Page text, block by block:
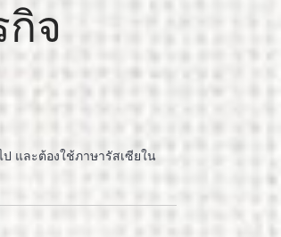
จ
และต้องใช้ภาษารัสเซียใน